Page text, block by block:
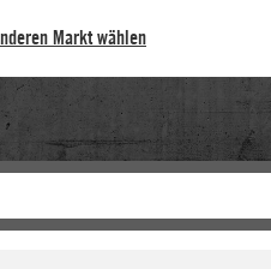
Markt wählen